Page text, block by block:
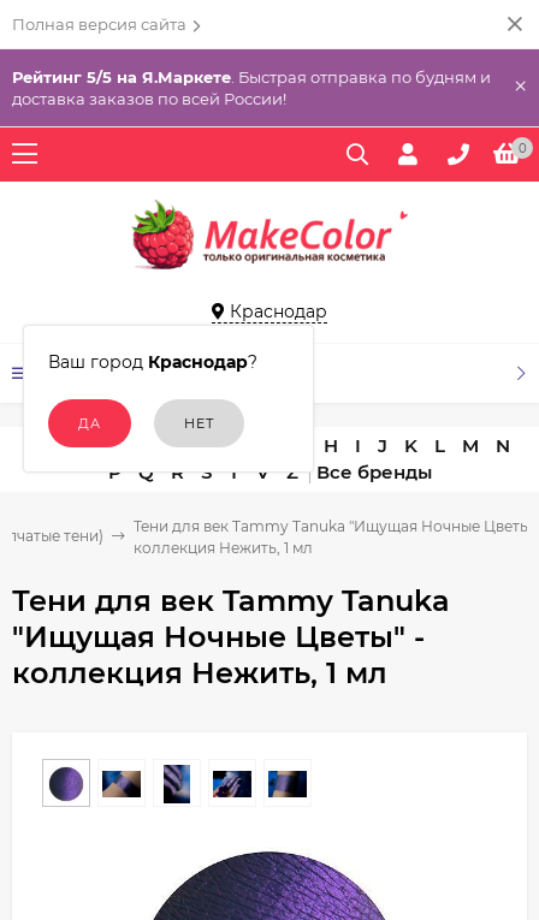
Полная версия сайта
Рейтинг 5/5 на Я.Маркете . Быстрая отправка по будням и
доставка заказов по всей России!
×
0
Краснодар
Ваш город Краснодар?
КАТАЛОГ ТОВАРОВ
A C D E H I J K L M
N
P
Q R S T V Z
тени)
Тени для век Tammy Tanuka "Ищущая Ночные Цветы"
коллекция Нежить, 1 мл
Тени для век Tammy Tanuka
"Ищущая Ночные Цветы" -
коллекция Нежить, 1 мл